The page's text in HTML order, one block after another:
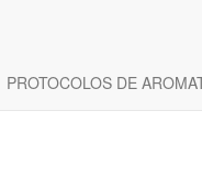
PROTOCOLOS DE